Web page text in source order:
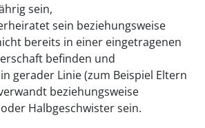
sein,
sein beziehungsweise
bereits in einer eingetragenen
befinden und
gerader Linie(zum Beispiel Eltern
beziehungsweise
Halbgeschwister sein.